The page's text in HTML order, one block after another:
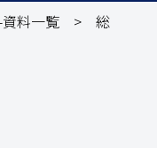
料一覧> 総